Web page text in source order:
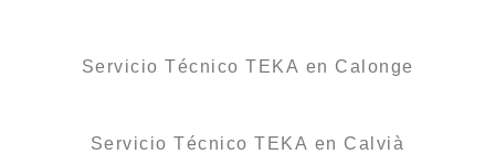
Servicio Técnico TEKA en Calonge
Servicio Técnico TEKA en Calvià